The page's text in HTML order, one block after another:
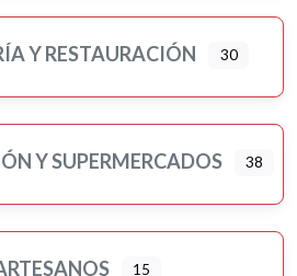
Y RESTAURACIÓN 30
Y SUPERMERCADOS 38
15